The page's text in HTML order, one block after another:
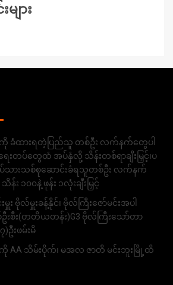
ျား
ကို ခံထားရတဲ့ပြည်သူ တစ်ဦး လက်နက်တွေပါ
းတပ်တွေထံ အပ်နှံလို့ သိန်းတစ်ရာချီးမြှင့်၊ပ
သားသစ်စုဆောင်းခံရသူတစ်ဦး လက်နက်
၁၀၀နဲ့ ဖုန်း ၁လုံးချီးမြှင့်
ဗိုလ်မှူးခန့်နိုင်၊ ဗိုလ်ကြီးဇော်မင်းအပါ
ဦးစီး(တတိယတန်း)G3 ဗိုလ်ကြီးသော်တာ
ဦးဖမ်းမိ
ကို AA သိမ်းပိုက်၊ မအလ ဇာတိ မင်းဘူးမြို့ထိ